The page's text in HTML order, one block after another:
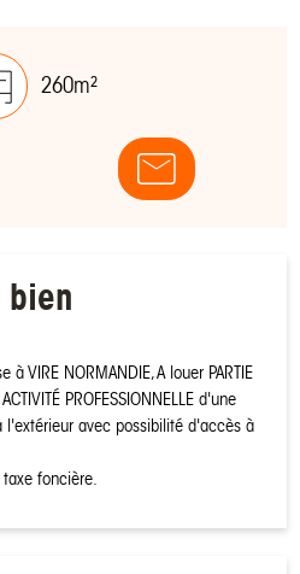
260m²
à VIRE NORMANDIE, A louer PARTIE
PROFESSIONNELLE d'une
l'extérieur avec possibilité d'accès à
foncière.